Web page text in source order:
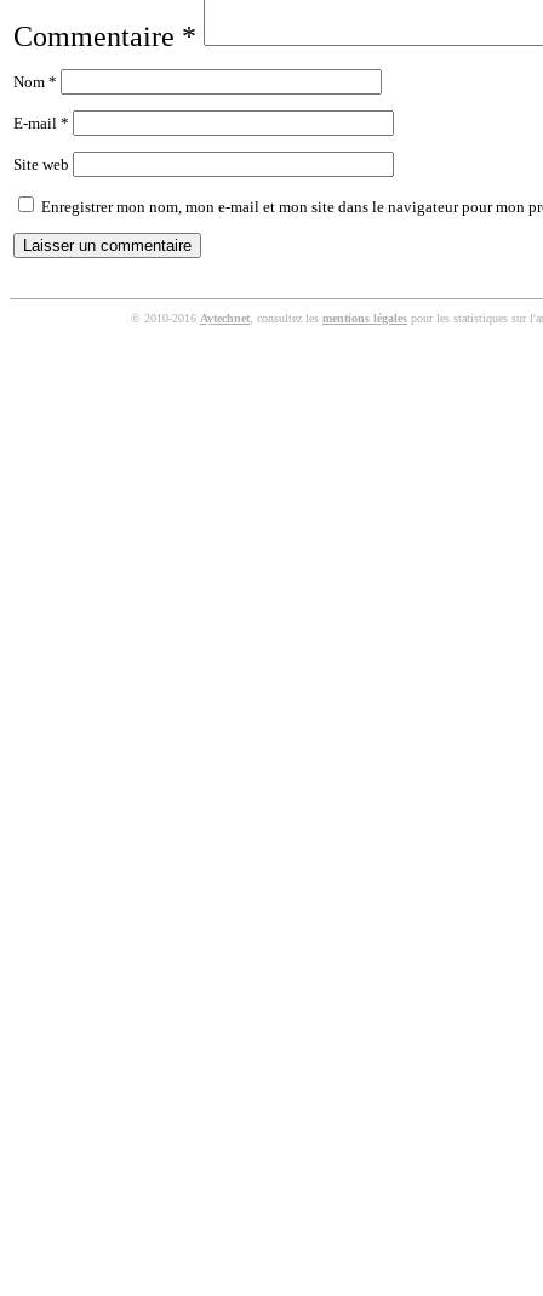
Commentaire *
Nom *
E-mail *
Site web
Enregistrer mon nom, mon e-mail et mon site dans le navigateur pour mon
© 2010-2016 Aytechnet , consultez les mentions légales pour les statistiques sur